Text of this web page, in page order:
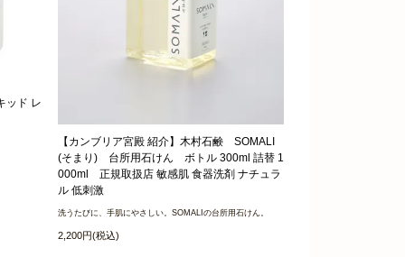
ッド レ
【カンブリア宮殿 紹介】木村石鹸 SOMALI
(そまり) 台所用石けん ボトル 300ml 詰替 1
000ml 正規取扱店 敏感肌 食器洗剤 ナチュラ
ル 低刺激
洗うたびに、手肌にやさしい。SOMALIの台所用石けん。
2,200円(税込)